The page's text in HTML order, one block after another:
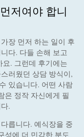
저여야 합니
장 먼저 하는 일이 후
다. 다들 손해 보고
. 그런데 후기에는
러웠던 상담 방식이,
있습니다. 어떤 사람
은 정작 자신에게 필
.
릅니다. 예식장을 중
성에 더 민감한 분도